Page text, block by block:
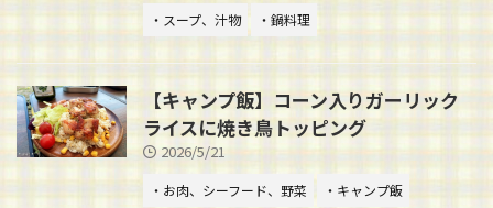
・スープ、汁物 ・鍋料理
【キャンプ飯】コーン入りガーリック
ライスに焼き鳥トッピング
2026/5/21
・お肉、シーフード、野菜
・キャンプ飯